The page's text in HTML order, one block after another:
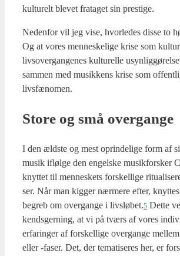
kul­tu­relt ble­vet fra­ta­get sin pre­sti­ge.
Neden­for vil jeg vise, hvor­le­des dis­se to
Og at vores men­ne­ske­li­ge kri­se som
livsover­gan­ge­nes kul­tu­rel­le
sam­men med musik­kens kri­se som
livs­fæ­no­men.
Sto­re og små over­gan­ge
I den æld­ste og mest oprin­de­li­ge form af
musik ifløl­ge den engel­ske musik­for­sker
knyt­tet til men­ne­skets for­skel­li­ge
ser. Når man kig­ger nær­me­re efter,
begreb om over­gan­ge i livsløbet.5 Det­te
kends­ger­ning, at vi på tværs af vores
erfa­ring­er af for­skel­li­ge over­gan­ge
eller ‑faser. Det, der tema­ti­se­res her, er